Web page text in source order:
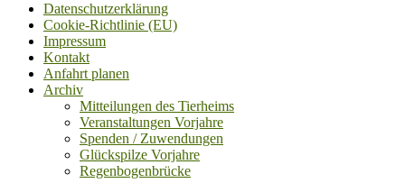
Datenschutzerklärung
Cookie-Richtlinie (EU)
Impressum
Kontakt
Anfahrt planen
Archiv
Mitteilungen des Tierheims
Veranstaltungen Vorjahre
Spenden / Zuwendungen
Glückspilze Vorjahre
Regenbogenbrücke